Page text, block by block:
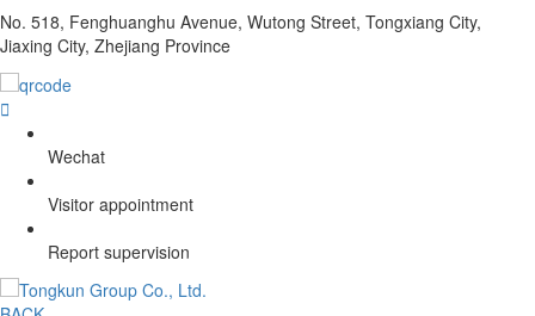
No. 518, Fenghuanghu Avenue, Wutong Street, Tongxiang City,
Jiaxing City, Zhejiang Province

Wechat
Visitor appointment
Report supervision